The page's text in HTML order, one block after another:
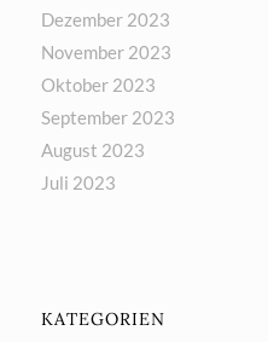
Dezember 2023
November 2023
Oktober 2023
September 2023
August 2023
Juli 2023
KATEGORIEN